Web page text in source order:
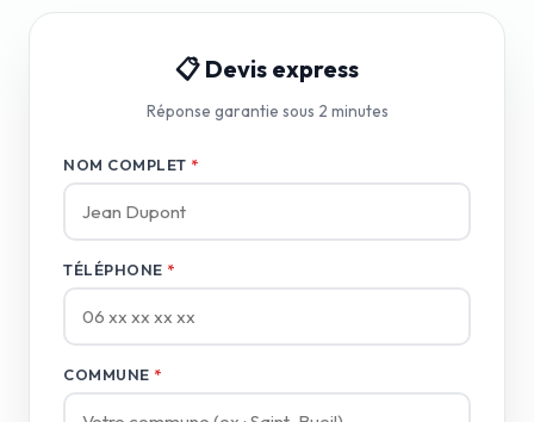
📋 Devis express
Réponse garantie sous 2 minutes
NOM COMPLET *
TÉLÉPHONE *
COMMUNE *